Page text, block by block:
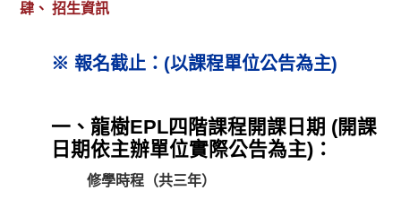
肆、 招生資訊
※ 報名截止：(以課程單位公告為主)
一、龍樹EPL四階課程開課日期 (開課
日期依主辦單位實際公告為主)：
修學時程（共三年）